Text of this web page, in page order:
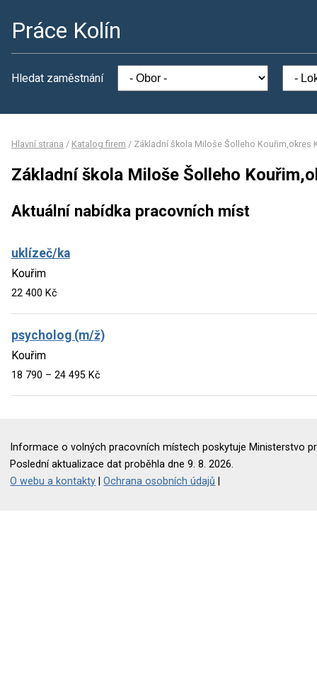
Práce Kolín
Hledat zaměstnání
Hlavní strana / Katalog firem / Základní škola Miloše Šolleho Kouřim,okres
Základní škola Miloše Šolleho
Aktuální nabídka pracovních míst
uklízeč/ka
Kouřim
22 400 Kč
psycholog (m/ž)
Kouřim
18 790 – 24 495 Kč
Informace o volných pracovních místech poskytuje Ministerstvo
Poslední aktualizace dat proběhla dne 9. 8. 2026.
O webu a kontakty |Ochrana osobních údajů